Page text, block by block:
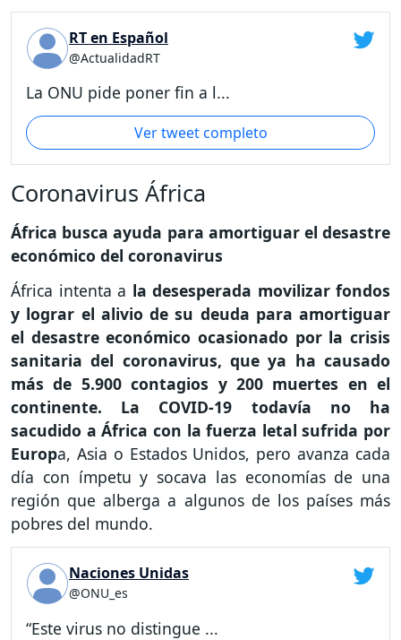
RT en Español
@ActualidadRT
La ONU pide poner fin a l...
Ver tweet completo
Coronavirus África
África busca ayuda para amortiguar el desastre
económico del coronavirus
África intenta a la desesperada movilizar fondos
y lograr el alivio de su deuda para amortiguar
el desastre económico ocasionado por la crisis
sanitaria del coronavirus, que ya ha causado
más de 5.900 contagios y 200 muertes en el
continente. La COVID-19 todavía no ha
sacudido a África con la fuerza letal sufrida por
Europa, Asia o Estados Unidos, pero avanza cada
día con ímpetu y socava las economías de una
región que alberga a algunos de los países más
pobres del mundo.
Naciones Unidas
@ONU_es
“Este virus no distingue ...